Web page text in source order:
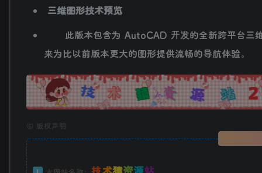
三维图形技术预览
此版本包含为 AutoCAD 开发的全新跨平台三维
来为比以前版本更大的图形提供流畅的导航体验。
广告
© 版权声明